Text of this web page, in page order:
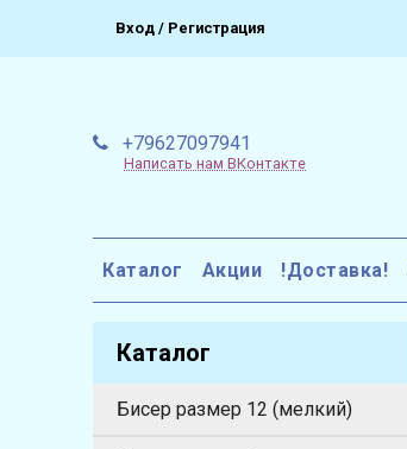
Вход / Регистрация
+79627097941
Написать нам ВКонтакте
Каталог Акции !Доставка!
Каталог
Бисер размер 12 (мелкий)